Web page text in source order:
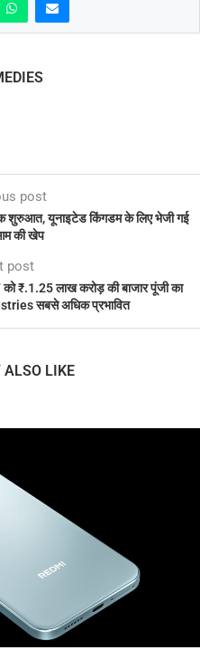
post
शुरुआत, यूनाइटेड किंगडम के लिए भेजी गई
की खेप
post
₹.1.25 लाख करोड़ की बाजार पूंजी का
सबसे अधिक प्रभावित
ALSO LIKE